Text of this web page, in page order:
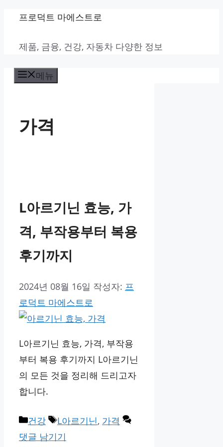
프로덕트 마에스트로
제품, 금융, 건강, 자동차 다양한 정보
메뉴
가격
L아르기닌 효능, 가
격, 부작용부터 복용
후기까지
2024년 08월 16일 작성자: 프
로덕트 마에스트로
L아르기닌 효능, 가격, 부작용
부터 복용 후기까지 L아르기닌
의 모든 것을 정리해 드리고자
합니다.
카
테
건강
태
그
L아르기닌, 가격
댓글 남기기